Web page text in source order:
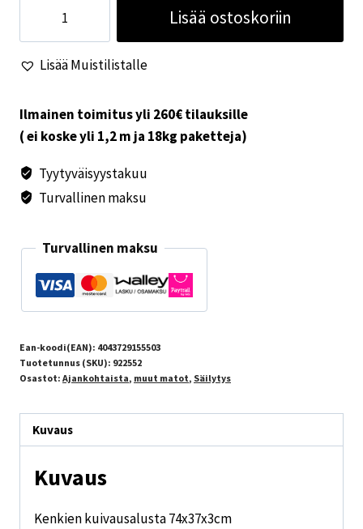
kuivausalusta
määrä
Lisää ostoskoriin
Lisää Muistilistalle
Ilmainen toimitus yli 260€ tilauksille
( ei koske yli 1,2 m ja 18kg paketteja)
Tyytyväisyystakuu
Turvallinen maksu
Turvallinen maksu
Ean-koodi(EAN): 4043729155503
Tuotetunnus (SKU): 922552
Osastot: Ajankohtaista, muut matot, Säilytys
Kuvaus
Kuvaus
Kenkien kuivausalusta 74x37x3cm